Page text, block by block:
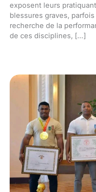
exposent leurs
blessures graves,
recherche de la
de ces disciplines, […]